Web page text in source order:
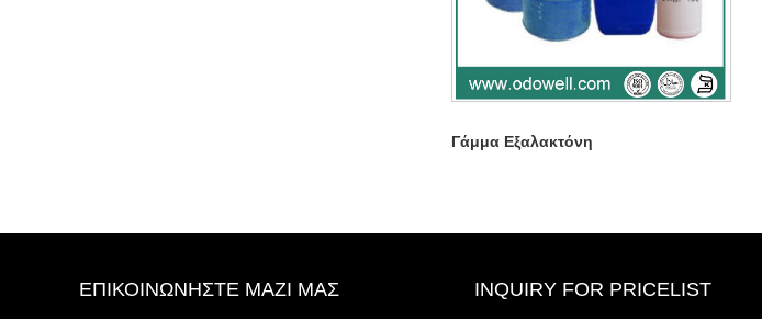
Γάμμα Εξαλακτόνη
ΕΠΙΚΟΙΝΩΝΉΣΤΕ ΜΑΖΊ ΜΑΣ INQUIRY FOR PRICELIST